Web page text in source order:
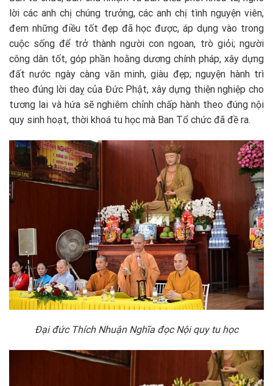
lời các anh chị chúng trưởng, các anh chị tình nguyện viên,
đem những điều tốt đẹp đã học được, áp dụng vào trong
cuộc sống để trở thành người con ngoan, trò giỏi; người
công dân tốt, góp phần hoằng dương chính pháp, xây dựng
đất nước ngày càng văn minh, giàu đẹp; nguyện hành trì
theo đúng lời daỵ của Đức Phật, xây dựng thiện nghiệp cho
tương lai và hứa sẽ nghiêm chỉnh chấp hành theo đúng nội
quy sinh hoạt, thời khoá tu học mà Ban Tổ chức đã đề ra.
Đại đức Thích Nhuận Nghĩa đọc Nội quy tu học